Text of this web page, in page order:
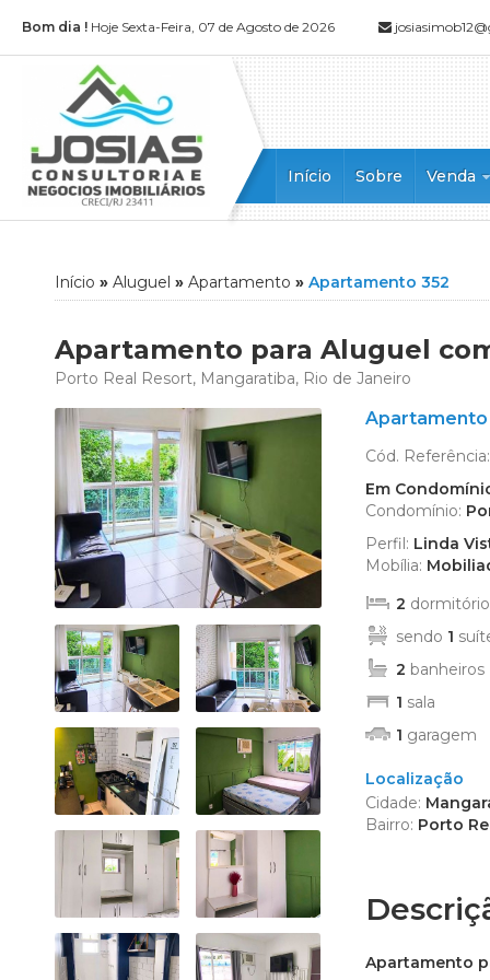
Bom dia ! Hoje Sexta-Feira, 07 de Agosto de 2026
Início Sobre Venda
Casa (52)
Casa Alto
Casa em
Chácara
Edifício
Kitnet (2)
Sítio (4)
Sobrado (1)
Terreno (9)
Terreno
Início » Aluguel » Apartamento » Apartamento 352
Apartamento para Aluguel
Porto Real Resort, Mangaratiba, Rio de Janeiro
Apartamento
Cód. Referência:
Em
Condomínio:
Perfil: Linda
Mobília:
2
sendo 1
2 banheiros
1 sala
1 garagem
Localização
Cidade:
Bairro: Porto
Apartamento